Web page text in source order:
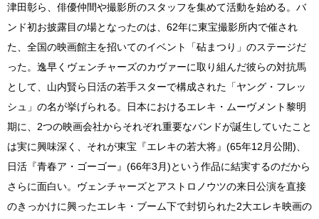
津田彰ら、俳優仲間や撮影所のスタッフを集めて活動を始める。バ
ンド初お披露目の場となったのは、62年に東宝撮影所内で催され
た、全国の映画館主を招いてのイベント「砧まつり」のステージだ
った。逸早くヴェンチャーズのカヴァーに取り組んだ彼らの対抗馬
として、山内賢ら日活の若手スターで構成された「ヤング・フレッ
シュ」の名が挙げられる。日本におけるエレキ・ムーヴメント黎明
期に、2つの映画会社からそれぞれ重要なバンドが誕生していたこと
は実に興味深く、それが東宝『エレキの若大将』(65年12月公開)、
日活『青春ア・ゴーゴー』(66年3月)という作品に結実するのだから
さらに面白い。ヴェンチャーズとアストロノウツの来日公演を直接
のきっかけに興ったエレキ・ブーム下で封切られた2大エレキ映画の